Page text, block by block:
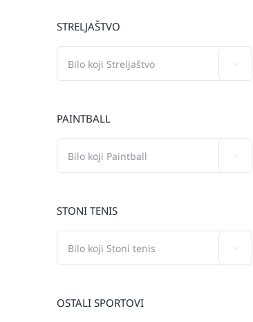
STRELJAŠTVO
PAINTBALL
STONI TENIS
OSTALI SPORTOVI